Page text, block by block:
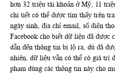
hơn 32 triệu tài khoản ở Mỹ, 11
chi tiết có thể được tìm thấy trên
ngày sinh, địa chỉ email, số điện
Facebook cho biết dữ liệu đã được
dẫn đến thông tin bị lộ ra, dù đã
nhiên, dữ liệu vẫn có thể có giá trị
phạm dùng các thông tin này cho